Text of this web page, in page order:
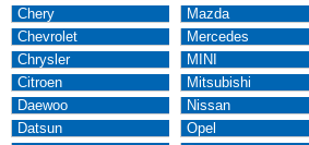
Chery
Chevrolet
Chrysler
Citroen
Daewoo
Datsun
Mazda
Mercedes
MINI
Mitsubishi
Nissan
Opel